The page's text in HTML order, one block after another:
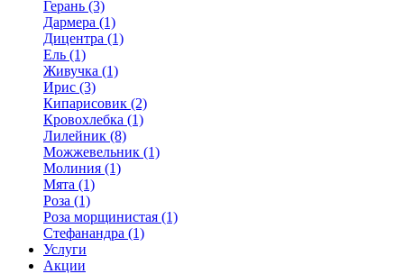
Герань (3)
Дармера (1)
Дицентра (1)
Ель (1)
Живучка (1)
Ирис (3)
Кипарисовик (2)
Кровохлебка (1)
Лилейник (8)
Можжевельник (1)
Молиния (1)
Мята (1)
Роза (1)
Роза морщинистая (1)
Стефанандра (1)
Услуги
Акции